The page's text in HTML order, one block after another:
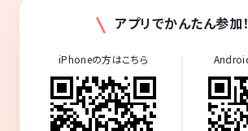
アプリでかんたん参加！
iPhoneの方はこちら